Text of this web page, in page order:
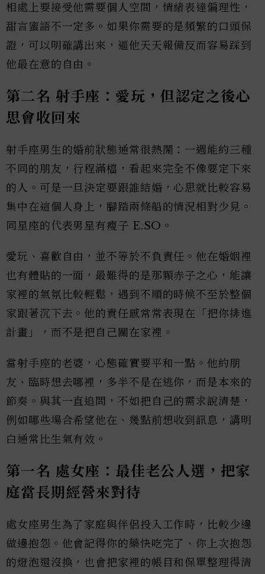
相處上要接受他需要個人空間，情緒表達偏理性，
甜言蜜語不一定多。如果你需要的是頻繁的口頭保
證，可以明確講出來，逼他天天報備反而容易踩到
他最在意的自由。
第二名 射手座：愛玩，但認定之後心
思會收回來
射手座男生的婚前狀態通常很熱鬧：一週能約三種
不同的朋友，行程滿檔，看起來完全不像要定下來
的人。可是一旦決定要跟誰結婚，心思就比較容易
集中在這個人身上，腳踏兩條船的情況相對少見。
同星座的代表男星有瘦子 E.SO。
愛玩、喜歡自由，並不等於不負責任。他在婚姻裡
也有體貼的一面，最難得的是那顆赤子之心，能讓
家裡的氣氛比較輕鬆，遇到不順的時候不至於整個
家跟著沉下去。他的責任感常常表現在「把你排進
計畫」，而不是把自己關在家裡。
當射手座的老婆，心態確實要平和一點。他約朋
友、臨時想去哪裡，多半不是在逃你，而是本來的
節奏。與其一直追問，不如把自己的需求說清楚，
例如哪些場合希望他在、幾點前想收到訊息，講明
白通常比生氣有效。
第一名 處女座：最佳老公人選，把家
庭當長期經營來對待
處女座男生為了家庭與伴侶投入工作時，比較少邊
做邊抱怨。他會記得你的藥快吃完了、你上次抱怨
的燈泡還沒換，也會把家裡的帳目和保單整理得清